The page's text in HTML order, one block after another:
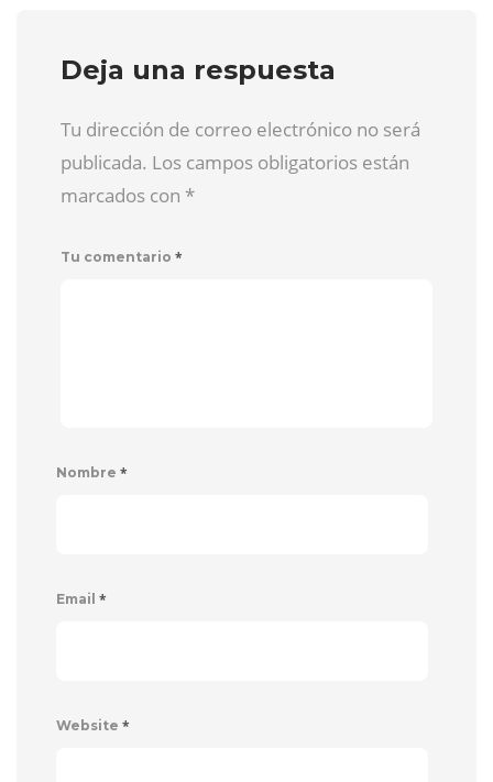
Deja una respuesta
Tu dirección de correo electrónico no será
publicada. Los campos obligatorios están
marcados con *
Tu comentario *
Nombre *
Email *
Website *